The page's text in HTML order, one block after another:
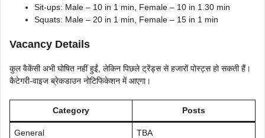
Sit-ups: Male – 10 in 1 min, Female – 10 in 1.30 min
Squats: Male – 20 in 1 min, Female – 15 in 1 min
Vacancy Details
कुल वैकेंसी अभी घोषित नहीं हुईं, लेकिन पिछले ट्रेंड्स से हजारों पोस्ट्स हो सकती हैं।
कैटेगरी-वाइज ब्रेकडाउन नोटिफिकेशन में आएगा।
Category Posts
General TBA